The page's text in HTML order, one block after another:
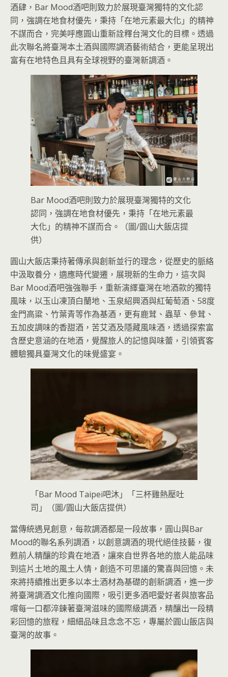
酒肆，Bar Mood酒吧則致力於展現臺灣獨特的文化認
同，強調在地食材優先，秉持「在地元素最大化」的精神
不謀而合，完美呼應圓山重新詮釋台灣文化的目標。透過
此次聯名將臺灣本土酒與國際調酒藝術結合，更能呈現出
富有在地特色且具有全球視野的臺灣新調酒。
Bar Mood酒吧則致力於展現臺灣獨特的文化
認同，強調在地食材優先，秉持「在地元素最
大化」的精神不謀而合。（圖/圓山大飯店提
供）
圓山大飯店秉持著傳承與創新並行的理念，從歷史的脈絡
中汲取養分，適應時代變遷，展現新的生命力，這次與
Bar Mood酒吧強強聯手，重新演繹臺灣在地酒款的獨特
風味，以玉山凍頂白蘭地、玉泉紹興酒與紅葡萄酒、58度
金門高粱、竹葉青等作為基酒，更有鹿茸、蟲草、參茸、
五加皮調味的香甜酒，苦艾酒及隱藏風味酒，透過探索富
含歷史意涵的在地酒，覺醒旅人的記憶與味蕾，引領賓客
體驗獨具臺灣文化的味覺盛宴。
「Bar Mood Taipei吧沐」「三杯雞熱壓吐
司」（圖/圓山大飯店提供）
當傳統遇見創意，每款調酒都是一段故事，圓山與Bar
Mood的聯名系列調酒，以創意調酒的現代絕佳技藝，復
甦前人精釀的珍貴在地酒，讓來自世界各地的旅人能品味
到這片土地的風土人情，創造不可思議的驚喜與回憶。未
來將持續推出更多以本土酒材為基礎的創新調酒，進一步
將臺灣調酒文化推向國際，吸引更多酒吧愛好者與旅客品
嚐每一口都淬鍊著臺灣滋味的國際級調酒，精釀出一段精
彩回憶的旅程，細細品味且念念不忘，專屬於圓山飯店與
臺灣的故事。